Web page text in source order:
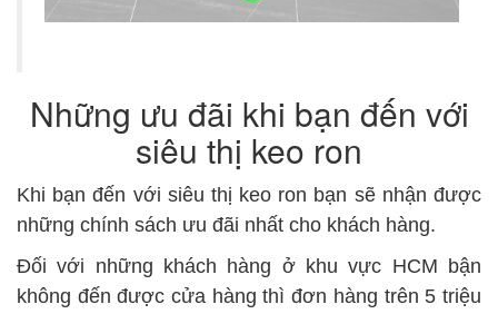
Những ưu đãi khi bạn đến với
siêu thị keo ron
Khi bạn đến với siêu thị keo ron bạn sẽ nhận được
những chính sách ưu đãi nhất cho khách hàng.
Đối với những khách hàng ở khu vực HCM bận
không đến được cửa hàng thì đơn hàng trên 5 triệu